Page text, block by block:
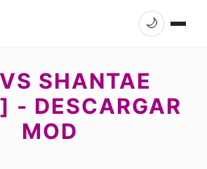
🌙
SHANTAE
- DESCARGAR
MOD